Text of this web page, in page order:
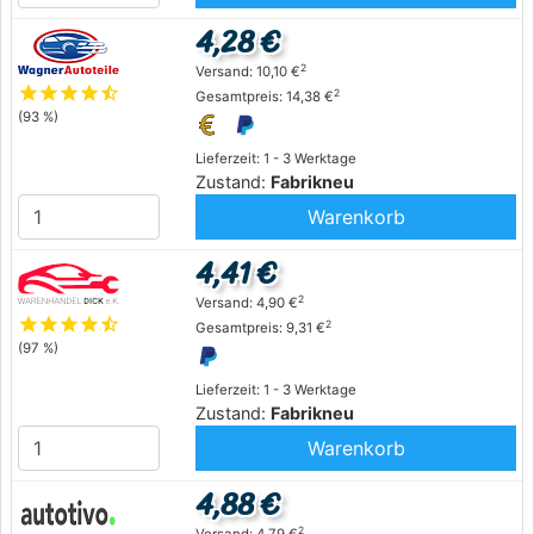
starstarstarstarstar_half
(93 %)
Lieferzeit: 1 - 3 Werktage
Zustand: Fabrikneu
4,28 €
Versand: 10,10 €2
Gesamtpreis: 14,38 €2
Warenkorb
starstarstarstarstar_half
(97 %)
Lieferzeit: 1 - 3 Werktage
Zustand: Fabrikneu
4,41 €
Versand: 4,90 €2
Gesamtpreis: 9,31 €2
Warenkorb
4,88 €
2